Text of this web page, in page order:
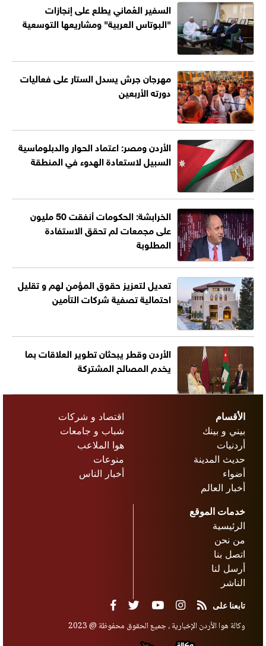
السفير العُماني يطلع على إنجازات
"البوتاس العربية" ومشاريعها التوسعية
مهرجان جرش يسدل الستار على فعاليات
دورته الأربعين
الأردن ومصر: اعتماد الحوار والدبلوماسية
السبيل لاستعادة الهدوء في المنطقة
الخرابشة: الحكومات أنفقت 50 مليون
على مجمعات لم تحقق الاستفادة
المطلوبة
تعديل لتعزيز حقوق المؤمن لهم و تقليل
احتمالية تصفية شركات التأمين
الأردن وقطر يبحثان تطوير العلاقات بما
يخدم المصالح المشتركة
الأقسام
بيني و بينك
أردنيات
حديث المدينة
أضواء
أخبار العالم
اقتصاد و شركات
شباب و جامعات
هوا الملاعب
منوعات
أخبار الناس
خدمات الموقع
الرئيسية
من نحن
اتصل بنا
أرسل لنا
الناشر
تابعنا على
وكالة هوا الأردن الإخبارية ، جميع الحقوق محفوظة @ 2023